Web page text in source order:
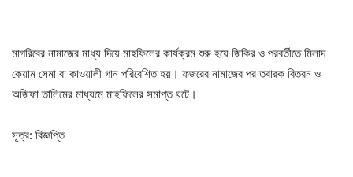
মাগরিবের নামাজের মাধ্য দিয়ে মাহফিলের কার্যক্রম শুরু হয়ে জিকির ও পরবর্তীতে মিলাদ
কেয়াম সেমা বা কাওয়ালী গান পরিবেশিত হয়। ফজরের নামাজের পর তবারক বিতরন ও
অজিফা তালিমের মাধ্যমে মাহফিলের সমাপ্ত ঘটে।
সূত্র: বিজ্ঞপ্তি